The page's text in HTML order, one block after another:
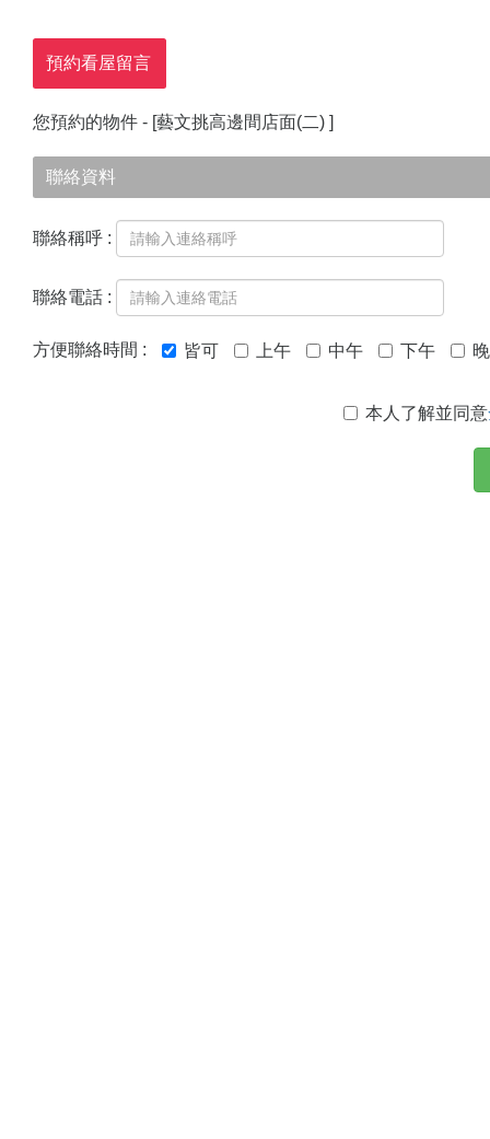
預約看屋留言
您預約的物件 - [藝文挑高邊間店面(二) ]
聯絡資料
聯絡稱呼 :
聯絡電話 :
方便聯絡時間 : 皆可 上午 中午 下午
本人了解並同意